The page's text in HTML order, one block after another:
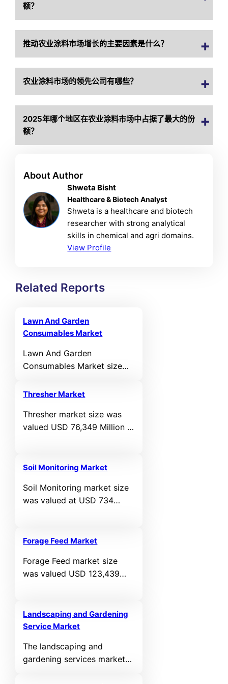
额？
推动农业涂料市场增长的主要因素是什么？
农业涂料市场的领先公司有哪些？
2025年哪个地区在农业涂料市场中占据了最大的份
额？
About Author
Shweta Bisht
Healthcare & Biotech Analyst
Shweta is a healthcare and biotech
researcher with strong analytical
skills in chemical and agri domains.
View Profile
Related Reports
Lawn And Garden
Consumables Market
Lawn And Garden
Consumables Market size
million in 2024 and is
36035.47 million by 2032, at
a CAGR of 5.82% during the
Thresher Market
Thresher market size was
valued USD 76,349 Million in
by 2032, at a CAGR of
period.
Soil Monitoring Market
Soil Monitoring market size
was valued at USD 734
2,137.12 Million by 2032, at a
forecast period.
Forage Feed Market
Forage Feed market size
was valued USD 123,439
204,290.4 Million by 2032,
at a CAGR of 6.5% during
Landscaping and Gardening
Service Market
The landscaping and
gardening services market